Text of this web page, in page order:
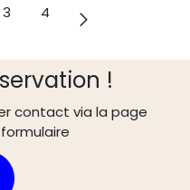
3 4
!
contact via la page